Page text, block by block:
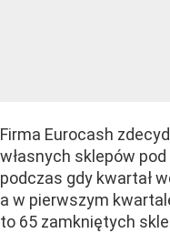
Firma Eurocash
własnych sklepów
podczas gdy kwartał
a w pierwszym
to 65 zamkniętych